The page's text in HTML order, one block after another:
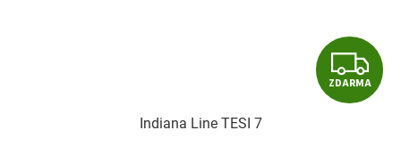
Z
D
ZDARMA
Indiana Line TESI 7